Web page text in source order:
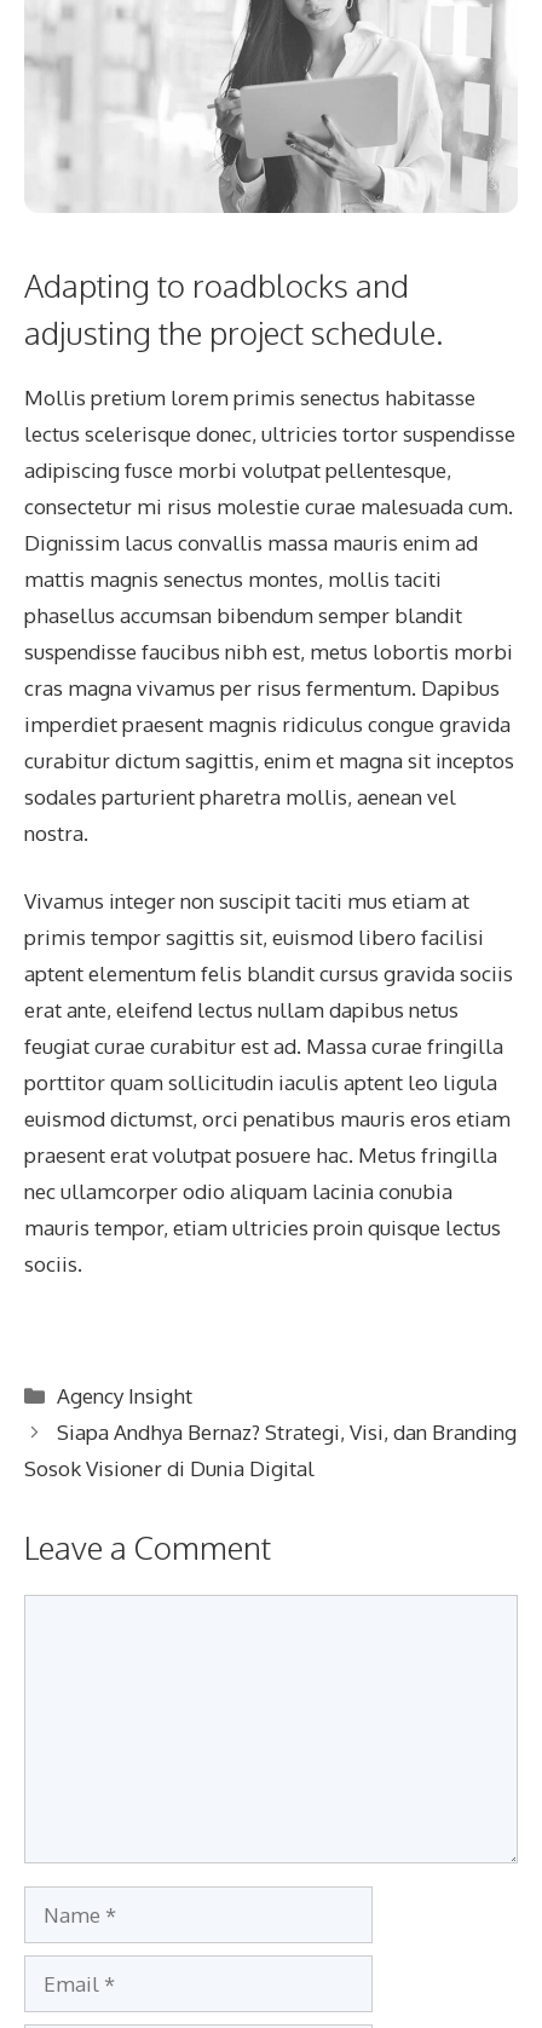
Adapting to roadblocks and
adjusting the project schedule.
Mollis pretium lorem primis senectus habitasse
lectus scelerisque donec, ultricies tortor suspendisse
adipiscing fusce morbi volutpat pellentesque,
consectetur mi risus molestie curae malesuada cum.
Dignissim lacus convallis massa mauris enim ad
mattis magnis senectus montes, mollis taciti
phasellus accumsan bibendum semper blandit
suspendisse faucibus nibh est, metus lobortis morbi
cras magna vivamus per risus fermentum. Dapibus
imperdiet praesent magnis ridiculus congue gravida
curabitur dictum sagittis, enim et magna sit inceptos
sodales parturient pharetra mollis, aenean vel
nostra.
Vivamus integer non suscipit taciti mus etiam at
primis tempor sagittis sit, euismod libero facilisi
aptent elementum felis blandit cursus gravida sociis
erat ante, eleifend lectus nullam dapibus netus
feugiat curae curabitur est ad. Massa curae fringilla
porttitor quam sollicitudin iaculis aptent leo ligula
euismod dictumst, orci penatibus mauris eros etiam
praesent erat volutpat posuere hac. Metus fringilla
nec ullamcorper odio aliquam lacinia conubia
mauris tempor, etiam ultricies proin quisque lectus
sociis.
Categories
Agency Insight
Siapa Andhya Bernaz? Strategi, Visi, dan Branding
Sosok Visioner di Dunia Digital
Leave a Comment
Name
Email